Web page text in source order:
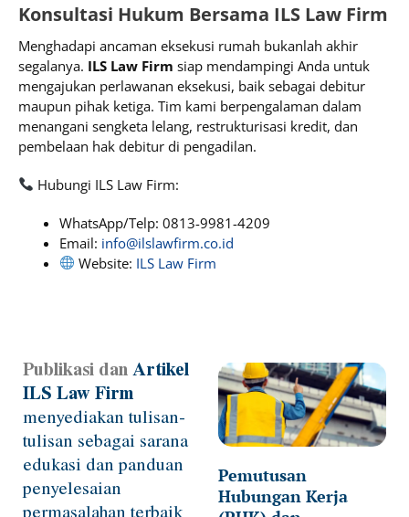
Konsultasi Hukum Bersama ILS Law Firm
Menghadapi ancaman eksekusi rumah bukanlah akhir
segalanya. ILS Law Firm siap mendampingi Anda untuk
mengajukan perlawanan eksekusi, baik sebagai debitur
maupun pihak ketiga. Tim kami berpengalaman dalam
menangani sengketa lelang, restrukturisasi kredit, dan
pembelaan hak debitur di pengadilan.
Hubungi ILS Law Firm:
WhatsApp/Telp: 0813-9981-4209
Email: info@ilslawfirm.co.id
Website: ILS Law Firm
Publikasi danArtikel
ILS Law Firm
menyediakan tulisan-
tulisan sebagai sarana
edukasi dan panduan
penyelesaian
permasalahan terbaik
Pemutusan
Hubungan Kerja
PagePagePagePagePage